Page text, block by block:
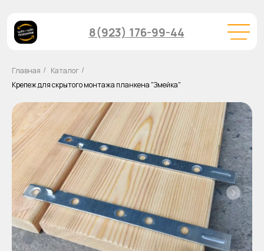
8(923) 176-99-44
Главная / Каталог /
Крепеж для скрытого монтажа планкена "Змейка"